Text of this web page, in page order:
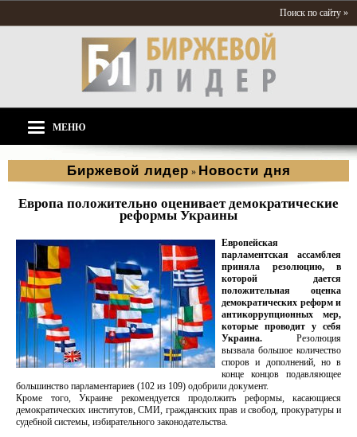
Поиск по сайту »
МЕНЮ
Биржевой лидер » Новости дня
Европа положительно оценивает демократические
реформы Украины
Европейская
парламентская ассамблея
приняла резолюцию, в
которой дается
положительная оценка
демократических реформ и
антикоррупционных мер,
которые проводит у себя
Украина. Резолюция
вызвала большое количество
споров и дополнений, но в
конце концов подавляющее
большинство парламентариев (102 из 109) одобрили документ.
Кроме того, Украине рекомендуется продолжить реформы, касающиеся
демократических институтов, СМИ, гражданских прав и свобод, прокуратуры и
судебной системы, избирательного законодательства.